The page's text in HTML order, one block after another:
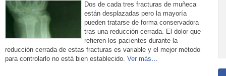
Dos de cada tres fracturas de muñeca
están desplazadas pero la mayoría
pueden tratarse de forma conservadora
tras una reducción cerrada. El dolor que
refieren los pacientes durante la
reducción cerrada de estas fracturas es variable y el mejor método
para controlarlo no está bien establecido. Ver más…